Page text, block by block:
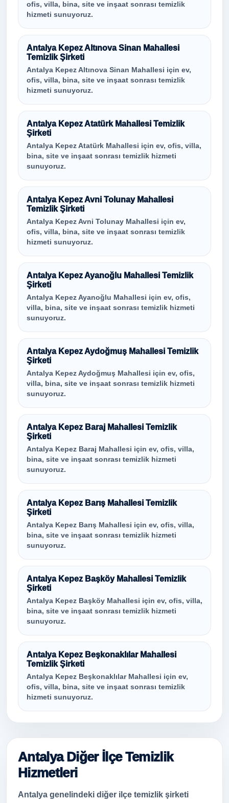
ofis, villa, bina, site ve inşaat sonrası temizlik
hizmeti sunuyoruz.
Antalya Kepez Altınova Sinan Mahallesi
Temizlik Şirketi
Antalya Kepez Altınova Sinan Mahallesi için ev,
ofis, villa, bina, site ve inşaat sonrası temizlik
hizmeti sunuyoruz.
Antalya Kepez Atatürk Mahallesi Temizlik
Şirketi
Antalya Kepez Atatürk Mahallesi için ev, ofis, villa,
bina, site ve inşaat sonrası temizlik hizmeti
sunuyoruz.
Antalya Kepez Avni Tolunay Mahallesi
Temizlik Şirketi
Antalya Kepez Avni Tolunay Mahallesi için ev,
ofis, villa, bina, site ve inşaat sonrası temizlik
hizmeti sunuyoruz.
Antalya Kepez Ayanoğlu Mahallesi Temizlik
Şirketi
Antalya Kepez Ayanoğlu Mahallesi için ev, ofis,
villa, bina, site ve inşaat sonrası temizlik hizmeti
sunuyoruz.
Antalya Kepez Aydoğmuş Mahallesi Temizlik
Şirketi
Antalya Kepez Aydoğmuş Mahallesi için ev, ofis,
villa, bina, site ve inşaat sonrası temizlik hizmeti
sunuyoruz.
Antalya Kepez Baraj Mahallesi Temizlik
Şirketi
Antalya Kepez Baraj Mahallesi için ev, ofis, villa,
bina, site ve inşaat sonrası temizlik hizmeti
sunuyoruz.
Antalya Kepez Barış Mahallesi Temizlik
Şirketi
Antalya Kepez Barış Mahallesi için ev, ofis, villa,
bina, site ve inşaat sonrası temizlik hizmeti
sunuyoruz.
Antalya Kepez Başköy Mahallesi Temizlik
Şirketi
Antalya Kepez Başköy Mahallesi için ev, ofis, villa,
bina, site ve inşaat sonrası temizlik hizmeti
sunuyoruz.
Antalya Kepez Beşkonaklılar Mahallesi
Temizlik Şirketi
Antalya Kepez Beşkonaklılar Mahallesi için ev,
ofis, villa, bina, site ve inşaat sonrası temizlik
hizmeti sunuyoruz.
Antalya Diğer İlçe Temizlik
Hizmetleri
Antalya genelindeki diğer ilçe temizlik şirketi